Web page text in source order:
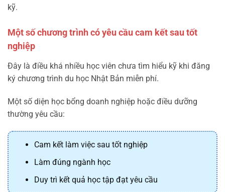
kỹ.
Một số chương trình có yêu cầu cam kết sau tốt
nghiệp
Đây là điều khá nhiều học viên chưa tìm hiểu kỹ khi đăng
ký chương trình du học Nhật Bản miễn phí.
Một số diện học bổng doanh nghiệp hoặc điều dưỡng
thường yêu cầu:
Cam kết làm việc sau tốt nghiệp
Làm đúng ngành học
Duy trì kết quả học tập đạt yêu cầu